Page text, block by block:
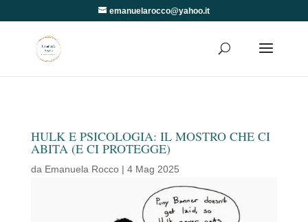
emanuelarocco@yahoo.it
HULK E PSICOLOGIA: IL MOSTRO CHE CI
ABITA (E CI PROTEGGE)
da Emanuela Rocco| 4 Mag 2025